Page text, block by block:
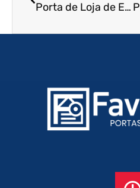
Porta de Loja de Enrolar em Santana de Parnaíba – SP